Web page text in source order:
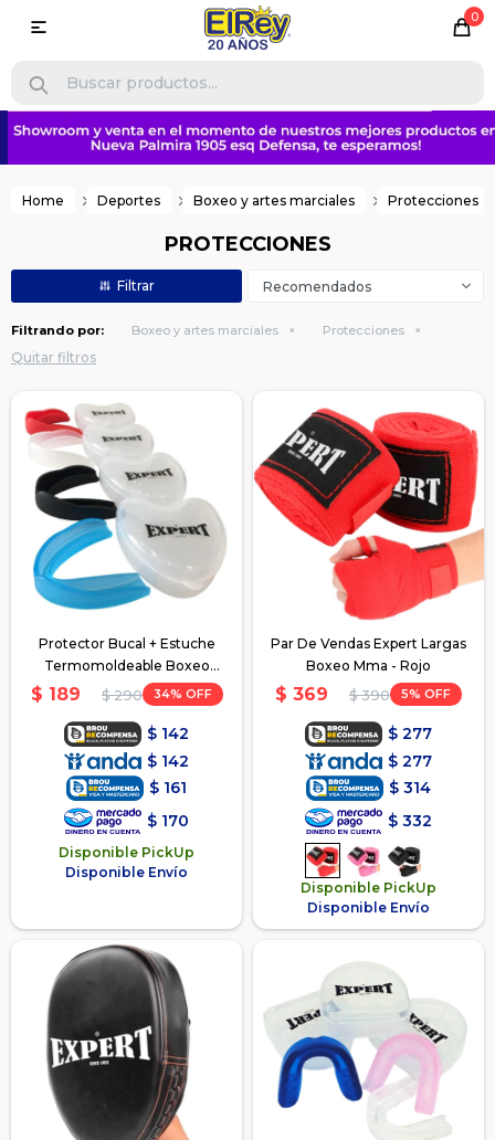
0

Home Deportes Boxeo y artes marciales Protecciones
PROTECCIONES
Recomendados
Filtrando por: Boxeo y artes marciales Protecciones
Quitar filtros
Protector Bucal + Estuche
Termomoldeable Boxeo
Hockey
$ 189 $ 290 34
$ 142
$ 142
$ 161
$ 170
Disponible PickUp
Disponible Envío
Par De Vendas Expert Largas
Boxeo Mma - Rojo
$ 369 $ 390 5
$ 277
$ 277
$ 314
$ 332
Disponible PickUp
Disponible Envío